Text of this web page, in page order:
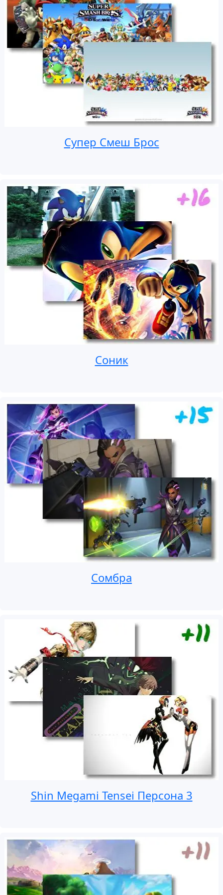
Супер Смеш Брос
Соник
Сомбра
Shin Megami Tensei Персона 3